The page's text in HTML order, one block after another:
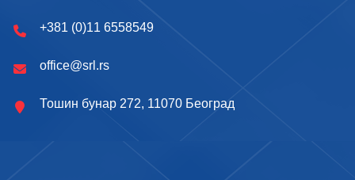
+381 (0)11 6558549
office@srl.rs
Тошин бунар 272, 11070 Београд